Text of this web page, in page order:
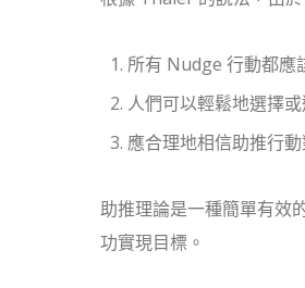
所有 Nudge 行動都應
人們可以輕鬆地選擇
應合理地相信助推行
助推理論是一種簡單有效
功實現目標。